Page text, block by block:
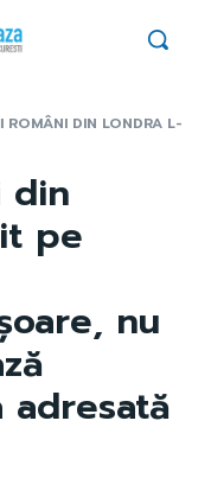
ROMÂNI DIN LONDRA L-
din
pe
nu
adresată